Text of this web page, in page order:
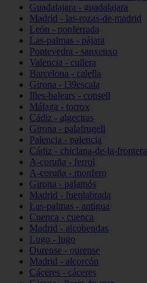
Guadalajara - guadalajara
Madrid - las-rozas-de-madrid
León - ponferrada
Las-palmas - pájara
Pontevedra - sanxenxo
Valencia - cullera
Barcelona - calella
Girona - l39escala
Illes-balears - consell
Málaga - torrox
Cádiz - algeciras
Girona - palafrugell
Palencia - palencia
Cádiz - chiclana-de-la-frontera
A-coruña - ferrol
A-coruña - monfero
Girona - palamós
Madrid - fuenlabrada
Las-palmas - antigua
Cuenca - cuenca
Madrid - alcobendas
Lugo - lugo
Ourense - ourense
Madrid - alcorcón
Cáceres - cáceres